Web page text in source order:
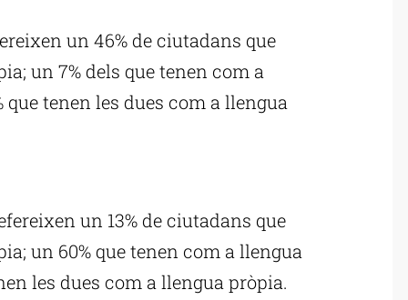
un 46% de ciutadans que
un 7% dels que tenen com a
tenen les dues com a llengua
un 13% de ciutadans que
un 60% que tenen com a llengua
les dues com a llengua pròpia.